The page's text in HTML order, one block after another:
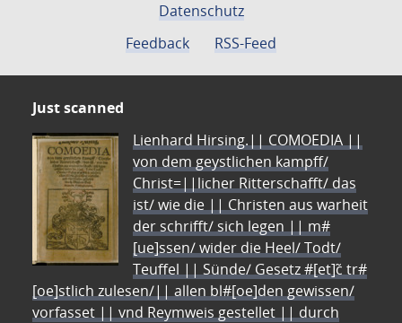
Datenschutz
Feedback
RSS-Feed
Just scanned
Lienhard Hirsing.|| COMOEDIA ||
von dem geystlichen kampff/
Christ=||licher Ritterschafft/ das
ist/ wie die || Christen aus warheit
der schrifft/ sich legen || m#
[ue]ssen/ wider die Heel/ Todt/
Teuffel || Sünde/ Gesetz #[et]c̃ tr#
[oe]stlich zulesen/|| allen bl#[oe]den gewissen/
vorfasset || vnd Reymweis gestellet || durch